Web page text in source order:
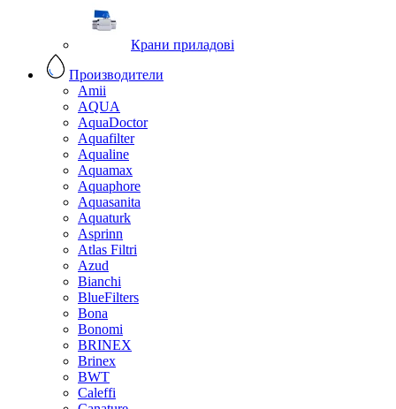
Крани приладові
Производители
Amii
AQUA
AquaDoctor
Aquafilter
Aqualine
Aquamax
Aquaphore
Aquasanita
Aquaturk
Asprinn
Atlas Filtri
Azud
Bianchi
BlueFilters
Bona
Bonomi
BRINEX
Brinex
BWT
Caleffi